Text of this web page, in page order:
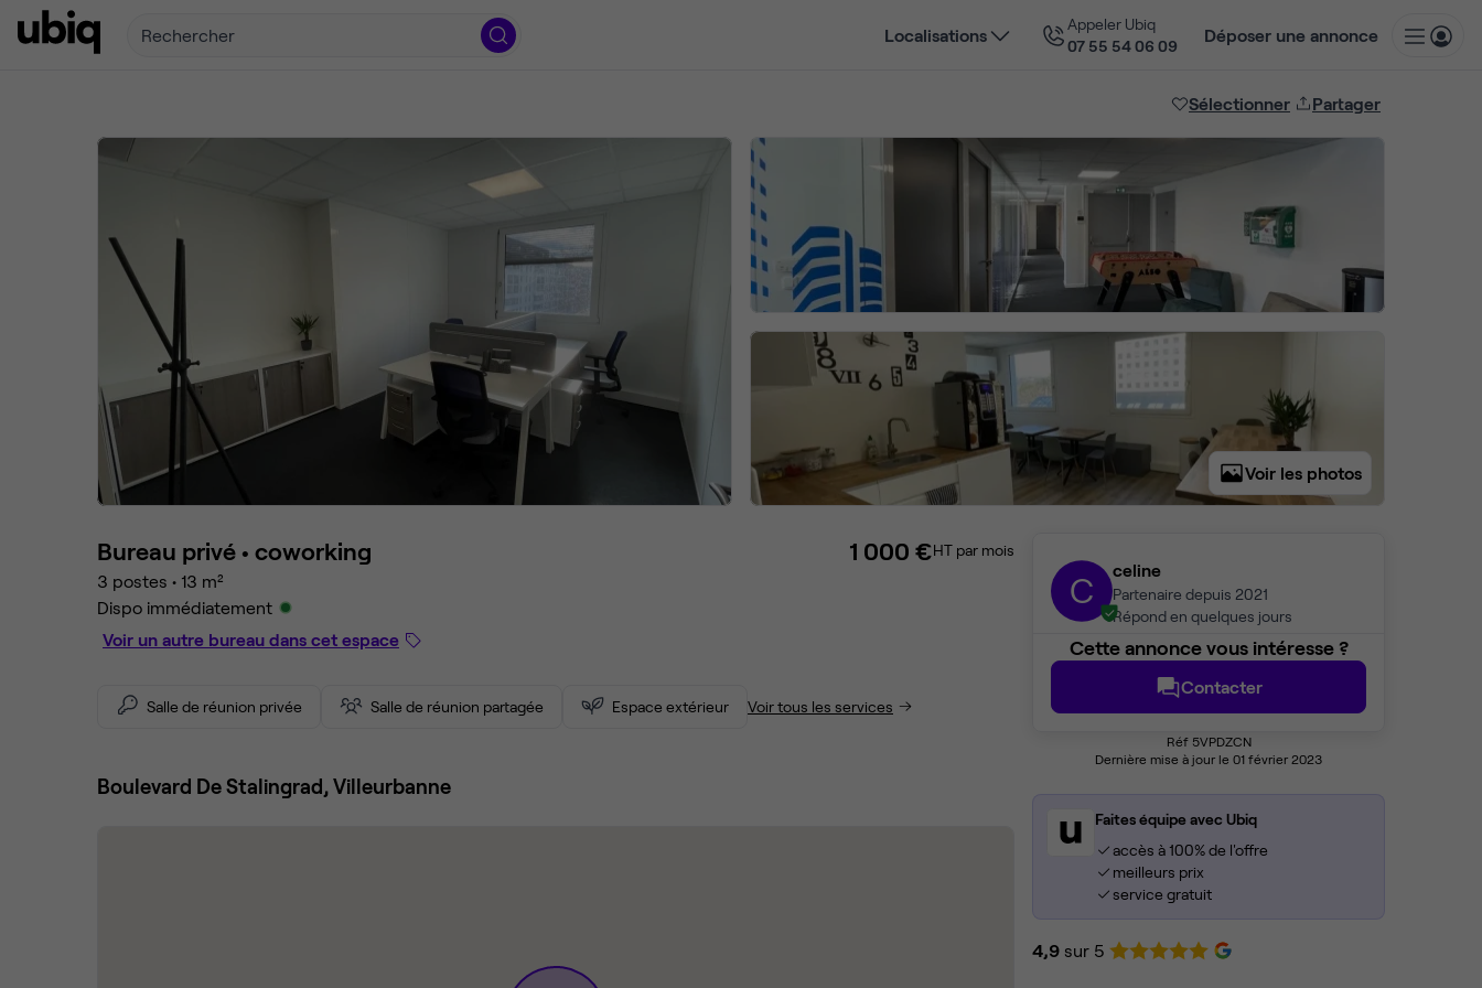
Rechercher Localisations
Appeler Ubiq
07 55 54 06 09
Déposer une annonce
Sélectionner Partager
Voir les photos
C celine
Partenaire depuis 2021
Répond en quelques jours
Cette annonce vous intéresse ?
Contacter
Réf 5VPDZCN
Dernière mise à jour le 01 février 2023
Faites équipe avec Ubiq
accès à 100% de l'offre
meilleurs prix
service gratuit
4,9 sur 5
Bureau privé • coworking
3 postes • 13 m²
Dispo immédiatement
Voir un autre bureau dans cet espace
1 000 €HT par mois
Salle de réunion privée Salle de réunion partagée Espace extérieur Voir tous les services
Boulevard De Stalingrad, Villeurbanne